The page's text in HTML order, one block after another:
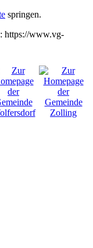
springen.
https://www.vg-